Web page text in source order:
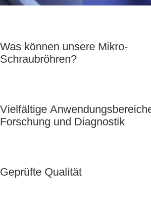
Was können unsere Mikro-
Schraubröhren?
Vielfältige
Forschung und Diagnostik
Geprüfte Qualität